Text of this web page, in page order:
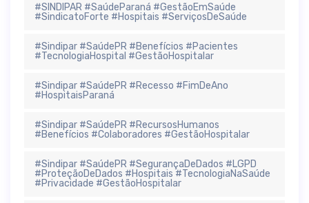
#SINDIPAR #SaúdeParaná #GestãoEmSaúde
#SindicatoForte #Hospitais #ServiçosDeSaúde
#Sindipar #SaúdePR #Benefícios #Pacientes
#TecnologiaHospital #GestãoHospitalar
#Sindipar #SaúdePR #Recesso #FimDeAno
#HospitaisParaná
#Sindipar #SaúdePR #RecursosHumanos
#Benefícios #Colaboradores #GestãoHospitalar
#Sindipar #SaúdePR #SegurançaDeDados #LGPD
#ProteçãoDeDados #Hospitais #TecnologiaNaSaúde
#Privacidade #GestãoHospitalar